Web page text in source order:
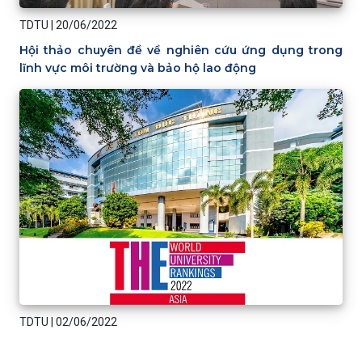
TDTU 20/06/2022
Hội thảo chuyên đề về nghiên cứu ứng dụng trong
lĩnh vực môi trường và bảo hộ lao động
TDTU | 02/06/2022